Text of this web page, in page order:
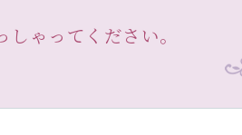
ゃってください。